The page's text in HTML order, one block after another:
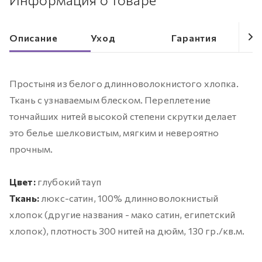
Описание Уход Гарантия
Простыня из белого длинноволокнистого хлопка.
Ткань с узнаваемым блеском. Переплетение
тончайших нитей высокой степени скрутки делает
это белье шелковистым, мягким и невероятно
прочным.
Цвет: глубокий тауп
Ткань: люкс-сатин, 100% длинноволокнистый
хлопок (другие названия - мако сатин, египетский
хлопок), плотность 300 нитей на дюйм, 130 гр./кв.м.